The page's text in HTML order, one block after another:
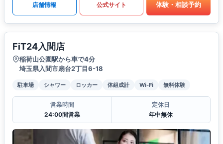
店舗情報 公式サイト 体験・相談予約
FiT24入間店
稲荷山公園駅から車で4分
埼玉県入間市扇台2丁目6-18
駐車場 シャワー ロッカー 体組成計 Wi-Fi 無料体験
営業時間
24:00間営業
定休日
年中無休